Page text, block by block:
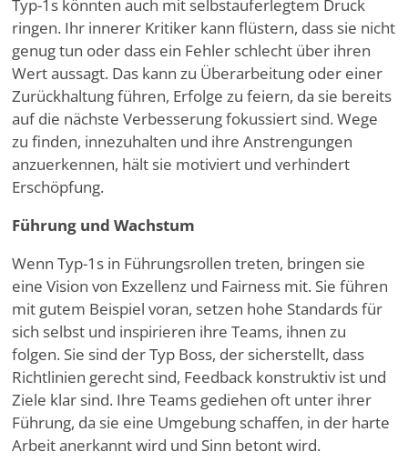
Typ-1s könnten auch mit selbstauferlegtem Druck
ringen. Ihr innerer Kritiker kann flüstern, dass sie nicht
genug tun oder dass ein Fehler schlecht über ihren
Wert aussagt. Das kann zu Überarbeitung oder einer
Zurückhaltung führen, Erfolge zu feiern, da sie bereits
auf die nächste Verbesserung fokussiert sind. Wege
zu finden, innezuhalten und ihre Anstrengungen
anzuerkennen, hält sie motiviert und verhindert
Erschöpfung.
Führung und Wachstum
Wenn Typ-1s in Führungsrollen treten, bringen sie
eine Vision von Exzellenz und Fairness mit. Sie führen
mit gutem Beispiel voran, setzen hohe Standards für
sich selbst und inspirieren ihre Teams, ihnen zu
folgen. Sie sind der Typ Boss, der sicherstellt, dass
Richtlinien gerecht sind, Feedback konstruktiv ist und
Ziele klar sind. Ihre Teams gediehen oft unter ihrer
Führung, da sie eine Umgebung schaffen, in der harte
Arbeit anerkannt wird und Sinn betont wird.